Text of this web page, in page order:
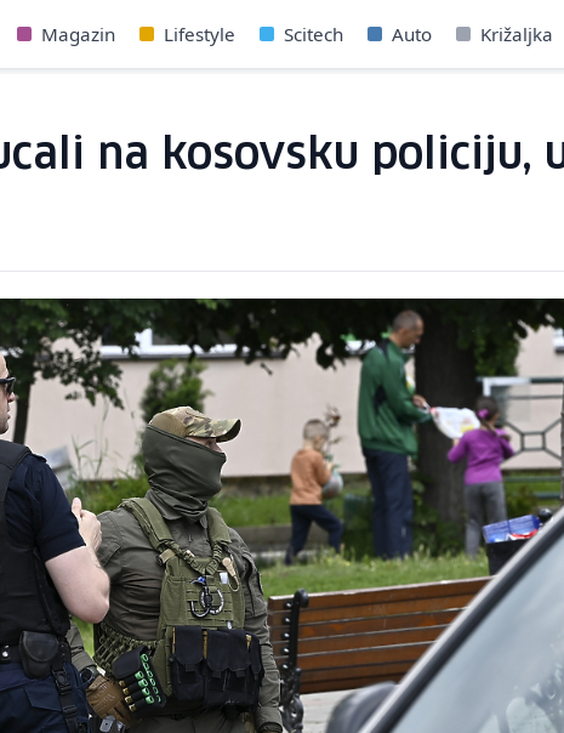
Magazin Lifestyle Scitech Auto Križaljka
na kosovsku policiju,